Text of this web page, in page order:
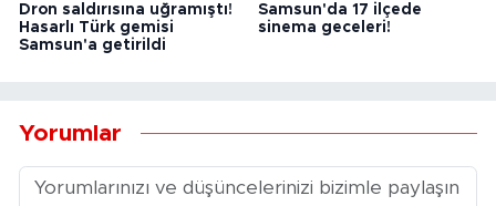
Dron saldırısına uğramıştı!
Hasarlı Türk gemisi
Samsun'a getirildi
Samsun'da 17 ilçede
sinema geceleri!
Yorumlar